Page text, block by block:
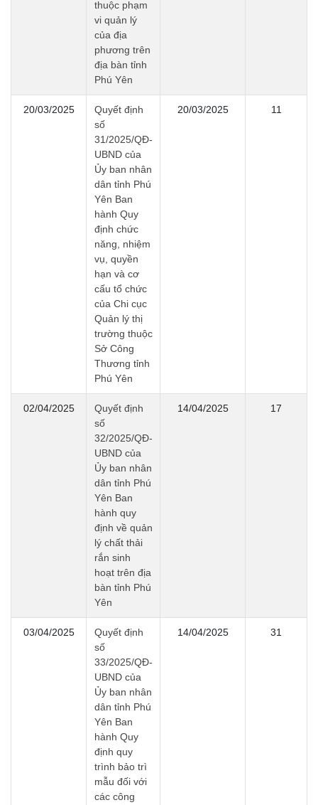
thuộc phạm
vi quản lý
của địa
phương trên
địa bàn tỉnh
Phú Yên
20/03/2025
Quyết định
số
31/2025/QĐ-
UBND của
Ủy ban nhân
dân tỉnh Phú
Yên Ban
hành Quy
định chức
năng, nhiệm
vụ, quyền
hạn và cơ
cấu tổ chức
của Chi cục
Quản lý thị
trường thuộc
Sở Công
Thương tỉnh
Phú Yên
20/03/2025 11
02/04/2025
Quyết định
số
32/2025/QĐ-
UBND của
Ủy ban nhân
dân tỉnh Phú
Yên Ban
hành quy
định về quản
lý chất thải
rắn sinh
hoạt trên địa
bàn tỉnh Phú
Yên
14/04/2025 17
03/04/2025
Quyết định
số
33/2025/QĐ-
UBND của
Ủy ban nhân
dân tỉnh Phú
Yên Ban
hành Quy
định quy
trình bảo trì
mẫu đối với
các công
14/04/2025 31